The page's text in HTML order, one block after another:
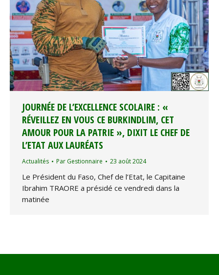
JOURNÉE DE L’EXCELLENCE SCOLAIRE : «
RÉVEILLEZ EN VOUS CE BURKINDLIM, CET
AMOUR POUR LA PATRIE », DIXIT LE CHEF DE
L’ETAT AUX LAURÉATS
Actualités Par Gestionnaire 23 août 2024
Le Président du Faso, Chef de l’Etat, le Capitaine
Ibrahim TRAORE a présidé ce vendredi dans la
matinée